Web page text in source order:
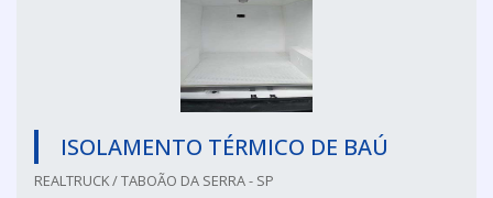
ISOLAMENTO TÉRMICO DE BAÚ
REALTRUCK / TABOÃO DA SERRA - SP